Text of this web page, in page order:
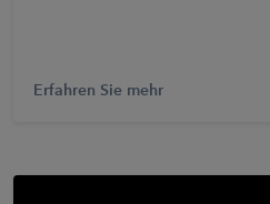
Erfahren Sie mehr